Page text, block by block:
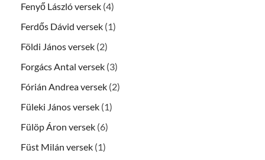
Fenyő László versek (4)
Ferdős Dávid versek (1)
Földi János versek (2)
Forgács Antal versek (3)
Fórián Andrea versek (2)
Füleki János versek (1)
Fülöp Áron versek (6)
Füst Milán versek (1)